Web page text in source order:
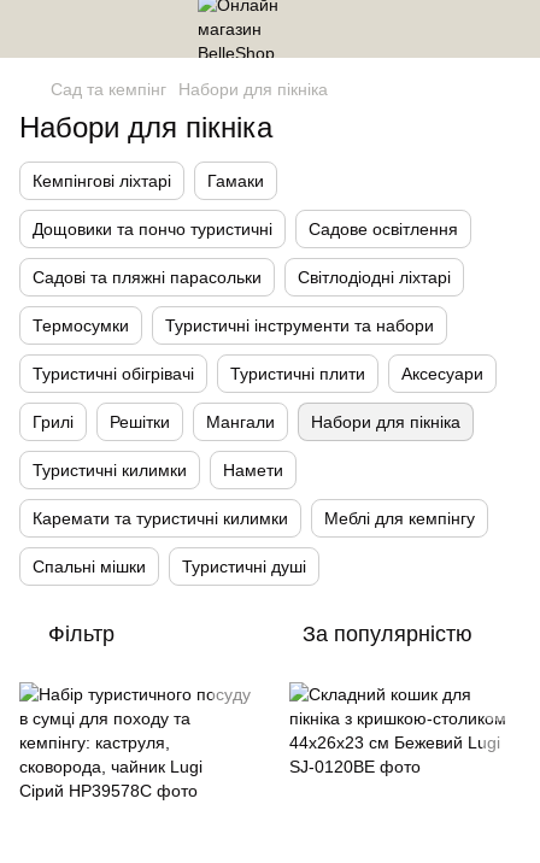
Сад та кемпінг Набори для пікніка
Набори для пікніка
Кемпінгові ліхтарі Гамаки
Дощовики та пончо туристичні Садове освітлення
Садові та пляжні парасольки Світлодіодні ліхтарі
Термосумки Туристичні інструменти та набори
Туристичні обігрівачі Туристичні плити Аксесуари
Грилі Решітки Мангали Набори для пікніка
Туристичні килимки Намети
Каремати та туристичні килимки Меблі для кемпінгу
Спальні мішки Туристичні душі
Фільтр За популярністю